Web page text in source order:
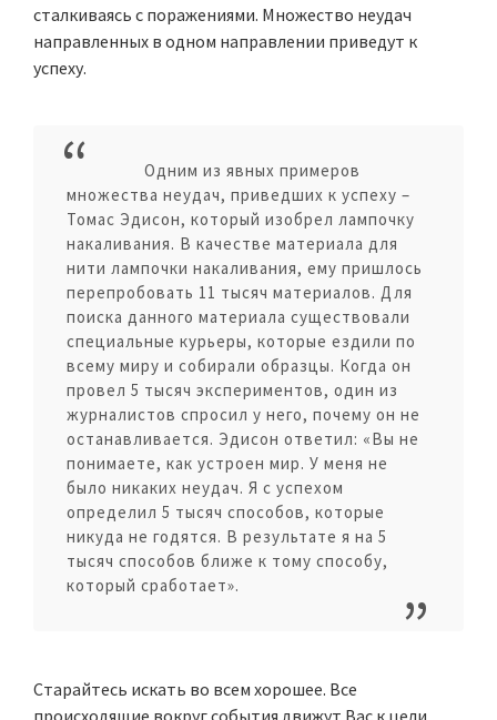
сталкиваясь с поражениями. Множество неудач
направленных в одном направлении приведут к
успеху.
Одним из явных примеров
множества неудач, приведших к успеху –
Томас Эдисон, который изобрел лампочку
накаливания. В качестве материала для
нити лампочки накаливания, ему пришлось
перепробовать 11 тысяч материалов. Для
поиска данного материала существовали
специальные курьеры, которые ездили по
всему миру и собирали образцы. Когда он
провел 5 тысяч экспериментов, один из
журналистов спросил у него, почему он не
останавливается. Эдисон ответил: «Вы не
понимаете, как устроен мир. У меня не
было никаких неудач. Я с успехом
определил 5 тысяч способов, которые
никуда не годятся. В результате я на 5
тысяч способов ближе к тому способу,
который сработает».
Старайтесь искать во всем хорошее. Все
происходящие вокруг события движут Вас к цели